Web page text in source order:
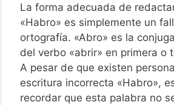
La forma adecuada de
«Habro» es simplemente un
ortografía. «Abro» es la
del verbo «abrir» en primera o
A pesar de que existen
escritura incorrecta «Habro»,
recordar que esta palabra no